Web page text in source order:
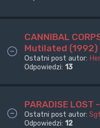
CANNIBAL
Mutilated (1992)
Ostatni post autor:
Odpowiedzi: 13
PARADISE LOST
Ostatni post autor:
Odpowiedzi: 12